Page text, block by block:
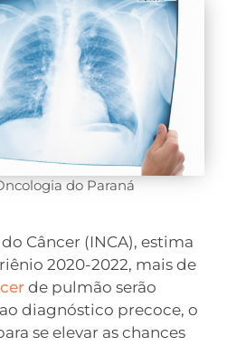
do Paraná
Câncer (INCA), estima
2020-2022, mais de
de pulmão serão
diagnóstico precoce, o
se elevar as chances